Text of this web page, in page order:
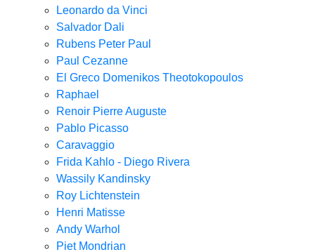
Leonardo da Vinci
Salvador Dali
Rubens Peter Paul
Paul Cezanne
El Greco Domenikos Theotokopoulos
Raphael
Renoir Pierre Auguste
Pablo Picasso
Caravaggio
Frida Kahlo - Diego Rivera
Wassily Kandinsky
Roy Lichtenstein
Henri Matisse
Andy Warhol
Piet Mondrian